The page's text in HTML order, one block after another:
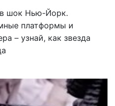
в шок Нью-Йорк.
платформы и
– узнай, как звезда